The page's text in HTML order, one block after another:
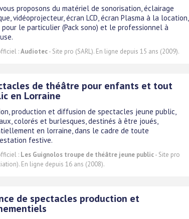
proposons du matériel de sonorisation, éclairage
vidéoprojecteur, écran LCD, écran Plasma à la location,
le particulier (Pack sono) et le professionnel à
:Audiotec- Site pro (SARL). En ligne depuis 15 ans (2009).
de théâtre pour enfants et tout
en Lorraine
production et diffusion de spectacles jeune public,
colorés et burlesques, destinés à être joués,
en lorraine, dans le cadre de toute
festive.
: Les Guignolos troupe de théâtre jeune public- Site pro
En ligne depuis 16 ans (2008).
de spectacles production et